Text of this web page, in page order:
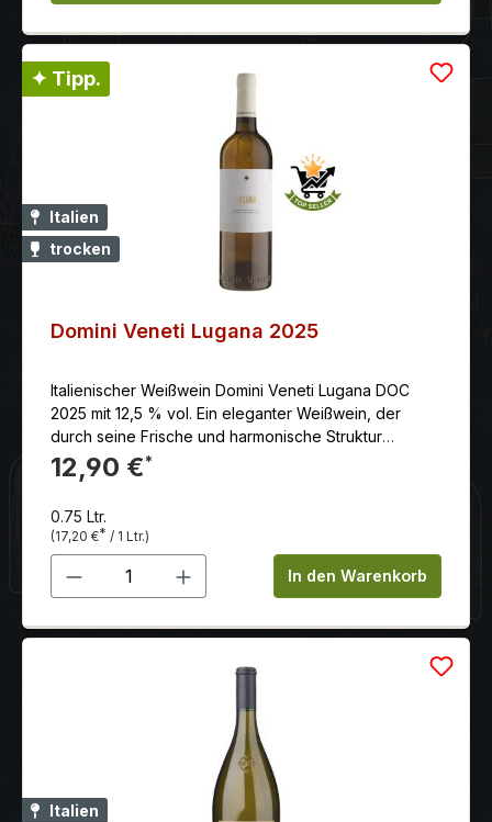
✦ Tipp.
Italien
trocken
Domini Veneti Lugana 2025
Italienischer Weißwein Domini Veneti Lugana DOC
2025 mit 12,5 % vol. Ein eleganter Weißwein, der
durch seine Frische und harmonische Struktur
überzeugt und somit ein idealer Begleiter für
verschiedene Anlässe und Speisen ist.
12,90 €*
0.75 Ltr.
(17,20 €* / 1 Ltr.)
Produkt Anzahl: Gib denIn den Warenkorb
Italien